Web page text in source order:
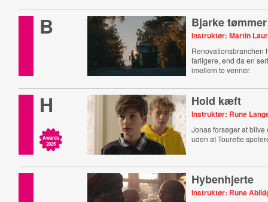
B Bjarke
Instruktør: Martin
Renovationsbranchen
farligere, end da en
imellem to venner.
H
Awards
2025
Hold kæft
Instruktør: Rune
Jonas forsøger at blive
uden at Tourette
Hybenhjerte
Instruktør: Rune